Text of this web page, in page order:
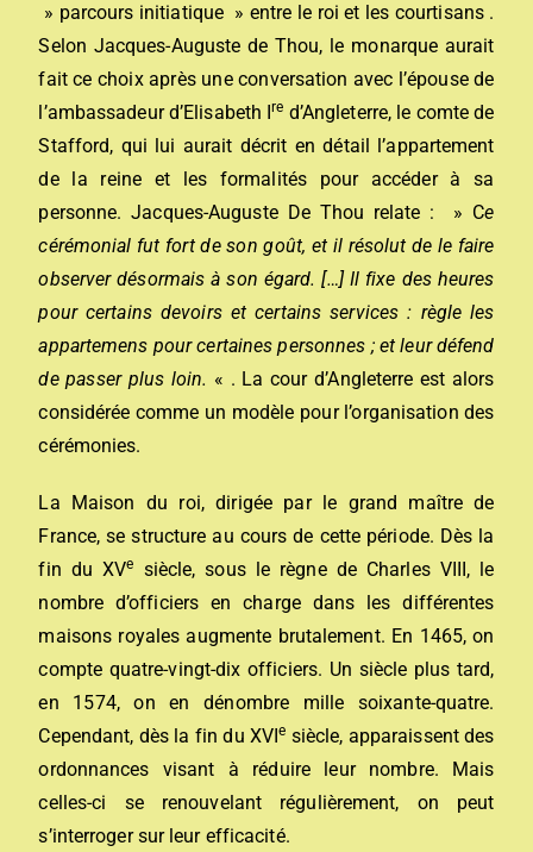
» parcours initiatique » entre le roi et les courtisans .
Selon Jacques-Auguste de Thou, le monarque aurait
fait ce choix après une conversation avec l’épouse de
l’ambassadeur d’Elisabeth Ire d’Angleterre, le comte de
Stafford, qui lui aurait décrit en détail l’appartement
de la reine et les formalités pour accéder à sa
personne. Jacques-Auguste De Thou relate : » Ce
cérémonial fut fort de son goût, et il résolut de le faire
observer désormais à son égard. […] Il fixe des heures
pour certains devoirs et certains services : règle les
appartemens pour certaines personnes ; et leur défend
de passer plus loin. « . La cour d’Angleterre est alors
considérée comme un modèle pour l’organisation des
cérémonies.
La Maison du roi, dirigée par le grand maître de
France, se structure au cours de cette période. Dès la
fin du XVe
siècle, sous le règne de Charles VIII, le
nombre d’officiers en charge dans les différentes
maisons royales augmente brutalement. En 1465, on
compte quatre-vingt-dix officiers. Un siècle plus tard,
en 1574, on en dénombre mille soixante-quatre.
Cependant, dès la fin du XVIe siècle, apparaissent des
ordonnances visant à réduire leur nombre. Mais
celles-ci se renouvelant régulièrement, on peut
s’interroger sur leur efficacité.